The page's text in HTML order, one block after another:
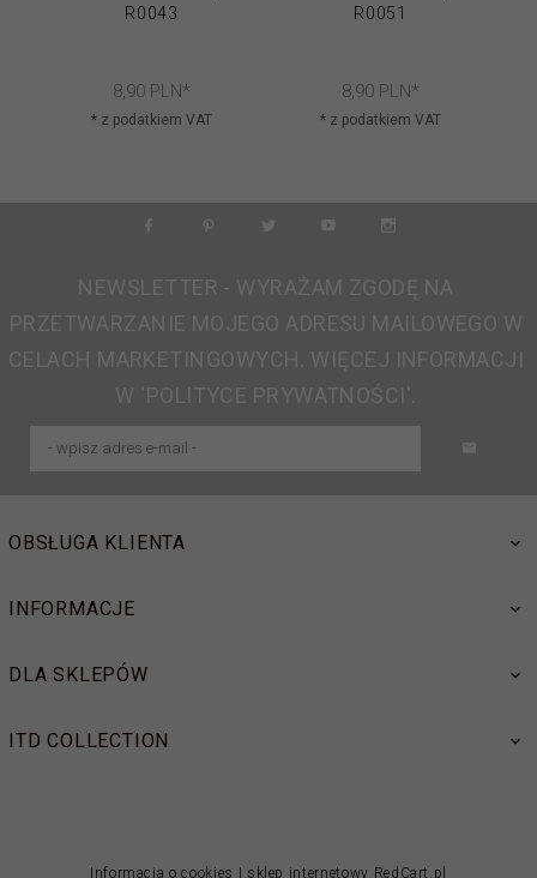
R0043
8, 90 PLN*
* z podatkiem VAT
R0051
8, 90 PLN*
* z podatkiem VAT
NEWSLETTER - WYRAŻAM ZGODĘ NA
PRZETWARZANIE MOJEGO ADRESU MAILOWEGO W
CELACH MARKETINGOWYCH. WIĘCEJ INFORMACJI
W 'POLITYCE PRYWATNOŚCI'.
OBSŁUGA KLIENTA
INFORMACJE
DLA SKLEPÓW
ITD COLLECTION
Informacja o cookies | sklep internetowy RedCart.pl